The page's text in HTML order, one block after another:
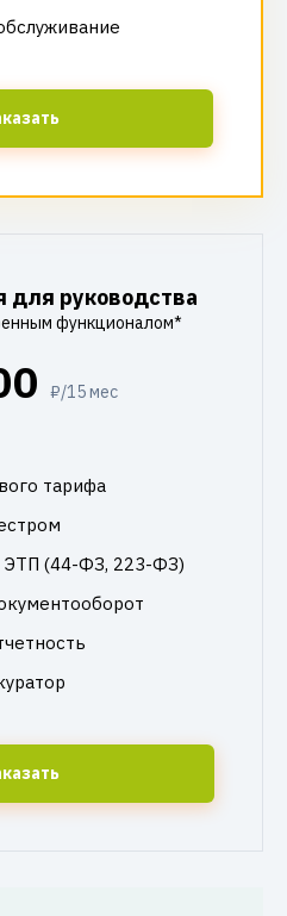
для руководства
функционалом*
₽/15 мес
тарифа
ЭТП (44-ФЗ, 223-ФЗ)